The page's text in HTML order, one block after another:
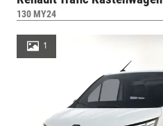
130 MY24
1